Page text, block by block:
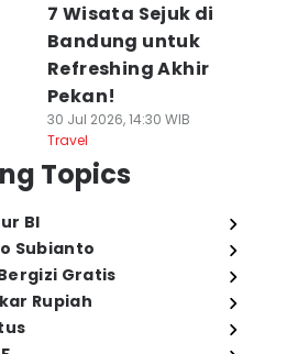
7 Wisata Sejuk di
Bandung untuk
Refreshing Akhir
Pekan!
30 Jul 2026, 14:30 WIB
Travel
Topics
BI
Subianto
Gratis
Rupiah